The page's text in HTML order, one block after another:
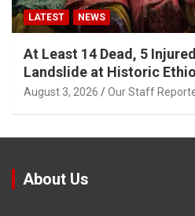
LATEST NEWS
At Least 14 Dead, 5
Landslide at Historic
August 3, 2026 Our Staff
About Us